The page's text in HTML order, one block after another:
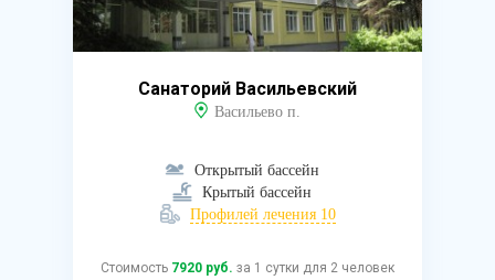
Санаторий Васильевский
Васильево п.
Открытый бассейн
Крытый бассейн
Профилей лечения 10
Стоимость 7920 руб. за 1 сутки для 2 человек